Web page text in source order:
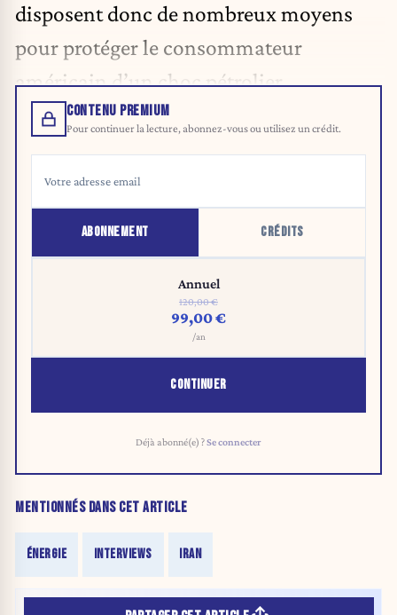
disposent donc de nombreux moyens
pour protéger le consommateur
américain d’un choc pétrolier.
CONTENU PREMIUM
Pour continuer la lecture, abonnez-vous ou utilisez un crédit.
ABONNEMENT CRÉDITS
Annuel
120,00 €
99,00 €
/an
CONTINUER
Déjà abonné(e) ?Se connecter
MENTIONNÉS DANS CET ARTICLE
ÉNERGIE INTERVIEWS IRAN